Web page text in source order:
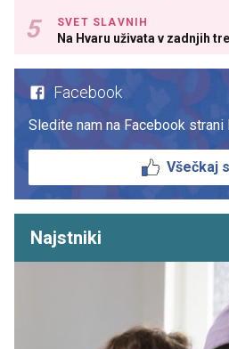
SVET SLAVNIH
Na Hvaru uživata v zadnjih
Facebook
Sledite nam na Facebook
Všečkaj
Najstniki